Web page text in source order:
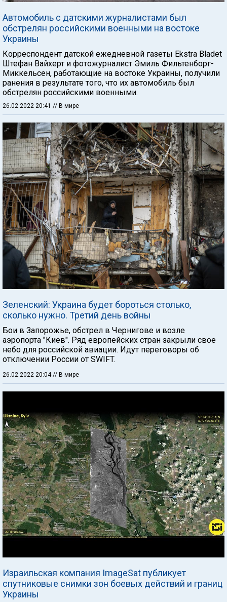
Автомобиль с датскими журналистами был
обстрелян российскими военными на востоке
Украины
Корреспондент датской ежедневной газеты Ekstra Bladet
Штефан Вайхерт и фотожурналист Эмиль Фильтенборг-
Миккельсен, работающие на востоке Украины, получили
ранения в результате того, что их автомобиль был
обстрелян российскими военными.
26.02.2022 20:41 // В мире
Зеленский: Украина будет бороться столько,
сколько нужно. Третий день войны
Бои в Запорожье, обстрел в Чернигове и возле
аэропорта "Киев". Ряд европейских стран закрыли свое
небо для российской авиации. Идут переговоры об
отключении России от SWIFT.
26.02.2022 20:04 // В мире
Израильская компания ImageSat публикует
спутниковые снимки зон боевых действий и границ
Украины